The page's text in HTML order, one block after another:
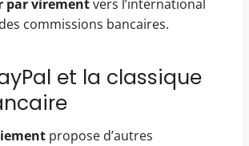
par virementvers l’international
commissions bancaires.
et la classique
propose d’autres